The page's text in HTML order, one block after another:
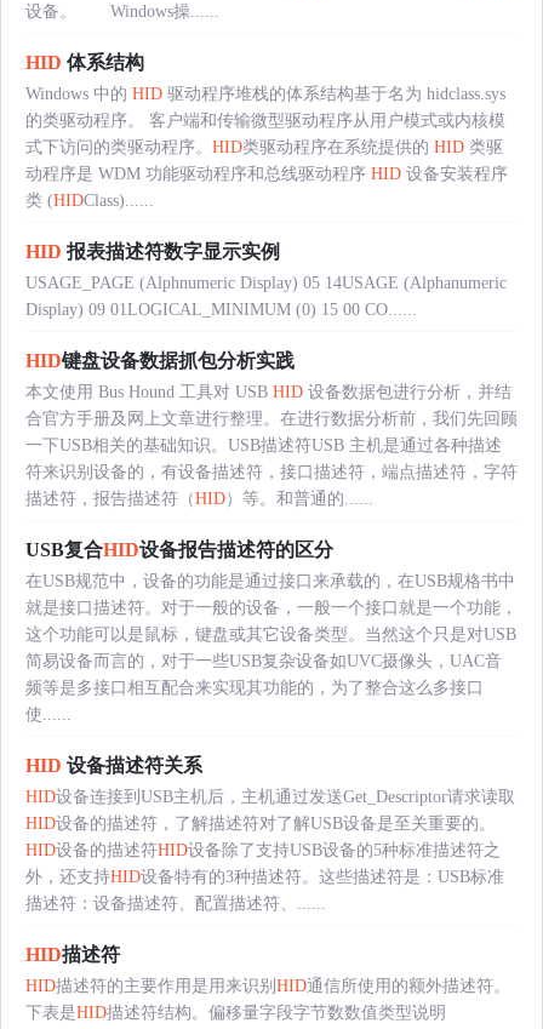
设备。 Windows操......
HID 体系结构
Windows 中的 HID 驱动程序堆栈的体系结构基于名为 hidclass.sys
的类驱动程序。 客户端和传输微型驱动程序从用户模式或内核模
式下访问的类驱动程序。 HID类驱动程序在系统提供的 HID 类驱
动程序是 WDM 功能驱动程序和总线驱动程序 HID 设备安装程序
类 (HIDClass)......
HID 报表描述符数字显示实例
USAGE_PAGE (Alphnumeric Display) 05 14USAGE (Alphanumeric
Display) 09 01LOGICAL_MINIMUM (0) 15 00 CO......
HID键盘设备数据抓包分析实践
本文使用 Bus Hound 工具对 USB HID 设备数据包进行分析，并结
合官方手册及网上文章进行整理。在进行数据分析前，我们先回顾
一下USB相关的基础知识。USB描述符USB 主机是通过各种描述
符来识别设备的，有设备描述符，接口描述符，端点描述符，字符
描述符，报告描述符（HID）等。和普通的......
USB复合HID设备报告描述符的区分
在USB规范中，设备的功能是通过接口来承载的，在USB规格书中
就是接口描述符。对于一般的设备，一般一个接口就是一个功能，
这个功能可以是鼠标，键盘或其它设备类型。当然这个只是对USB
简易设备而言的，对于一些USB复杂设备如UVC摄像头，UAC音
频等是多接口相互配合来实现其功能的，为了整合这么多接口
使......
HID 设备描述符关系
HID设备连接到USB主机后，主机通过发送Get_Descriptor请求读取
HID设备的描述符，了解描述符对了解USB设备是至关重要的。
HID设备的描述符HID设备除了支持USB设备的5种标准描述符之
外，还支持HID设备特有的3种描述符。这些描述符是：USB标准
描述符：设备描述符、配置描述符、......
HID描述符
HID描述符的主要作用是用来识别 HID通信所使用的额外描述符。
下表是HID描述符结构。偏移量字段字节数数值类型说明